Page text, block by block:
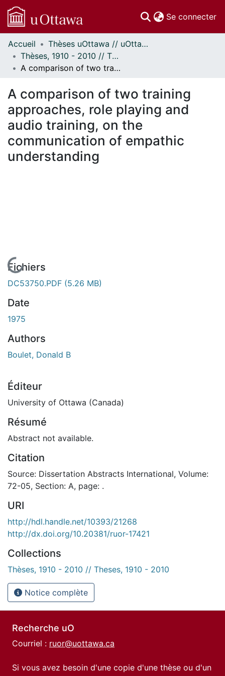
Se connecter
Communautés
et collections
Parcourir
À propos
Accueil
Thèses uOttawa // uOttawa Theses
Thèses, 1910 - 2010 // Theses, 1910 - 2010
A comparison of two training approaches, role playing and audio training, on the communication of empathic understanding
A comparison of two training
approaches, role playing and
audio training, on the
communication of empathic
understanding
En cours de chargement...
Fichiers
DC53750.PDF (5.26 MB)
Date
1975
Authors
Boulet, Donald B
Éditeur
University of Ottawa (Canada)
Résumé
Abstract not available.
Citation
Source: Dissertation Abstracts International, Volume:
72-05, Section: A, page: .
URI
http://hdl.handle.net/10393/21268
http://dx.doi.org/10.20381/ruor-17421
Collections
Thèses, 1910 - 2010 // Theses, 1910 - 2010
Notice complète
Recherche uO
Courriel : ruor@uottawa.ca
Si vous avez besoin d'une copie d'une thèse ou d'un